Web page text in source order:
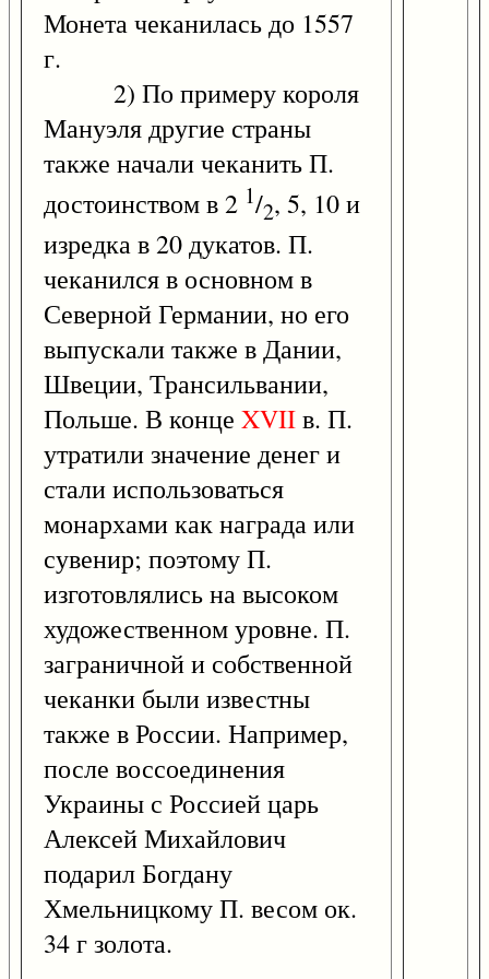
Монета чеканилась до 1557
г.
2) По примеру короля
Мануэля другие страны
также начали чеканить П.
достоинством в 2 1/2, 5, 10 и
изредка в 20 дукатов. П.
чеканился в основном в
Северной Германии, но его
выпускали также в Дании,
Швеции, Трансильвании,
Польше. В конце XVIIв. П.
утратили значение денег и
стали использоваться
монархами как награда или
сувенир; поэтому П.
изготовлялись на высоком
художественном уровне. П.
заграничной и собственной
чеканки были известны
также в России. Например,
после воссоединения
Украины с Россией царь
Алексей Михайлович
подарил Богдану
Хмельницкому П. весом ок.
34 г золота.